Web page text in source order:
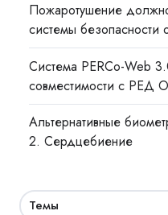
Пожаротушение
системы безопасности
Система PERCo-Web
совместимости с РЕД
Альтернативные
2. Сердцебиение
Темы